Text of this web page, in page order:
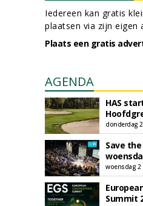
Iedereen kan gratis
plaatsen via zijn eigen
Plaats een gratis
AGENDA
HAS
donderdag
Save
woensdag 2
Summit